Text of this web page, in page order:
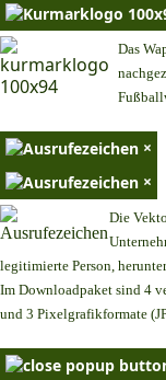
Das
×
×
Die
legitimierte Person,
Im Downloadpaket sind 4
und 3 Pixelgrafikformate